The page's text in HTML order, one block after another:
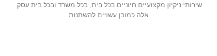
שירותי ניקיון מקצועיים חיוניים בכל בית, בכל משרד ובכל בית עסק.
אלה כמובן עשויים להשתנות